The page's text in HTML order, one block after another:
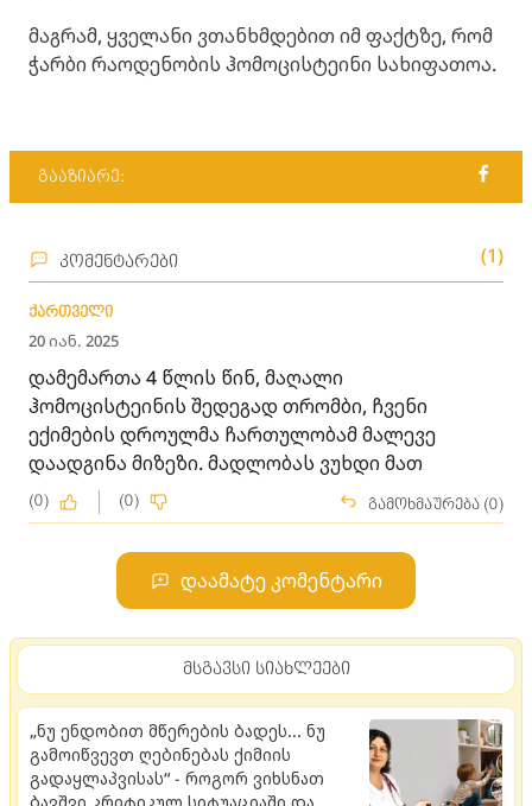
მაგრამ, ყველანი ვთანხმდებით იმ ფაქტზე, რომ
ჭარბი რაოდენობის ჰომოცისტეინი სახიფათოა.
გააზიარე:
კომენტარები (1)
ქართველი
20 იან. 2025
დამემართა 4 წლის წინ, მაღალი
ჰომოცისტეინის შედეგად თრომბი, ჩვენი
ექიმების დროულმა ჩართულობამ მალევე
დაადგინა მიზეზი. მადლობას ვუხდი მათ
(0) (0) გამოხმაურება (0)
დაამატე კომენტარი
მსგავსი სიახლეები
„ნუ ენდობით მწერების ბადეს... ნუ
გამოიწვევთ ღებინებას ქიმიის
გადაყლაპვისას“ - როგორ ვიხსნათ